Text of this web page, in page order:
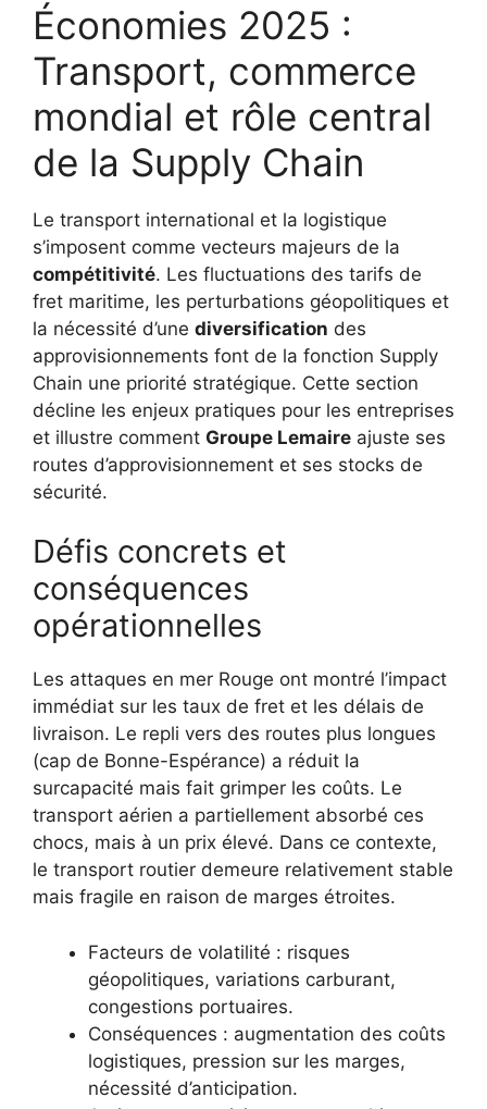
Économies 2025 :
Transport, commerce
mondial et rôle central
de la Supply Chain
Le transport international et la logistique
s’imposent comme vecteurs majeurs de la
compétitivité. Les fluctuations des tarifs de
fret maritime, les perturbations géopolitiques et
la nécessité d’une diversification des
approvisionnements font de la fonction Supply
Chain une priorité stratégique. Cette section
décline les enjeux pratiques pour les entreprises
et illustre comment Groupe Lemaire ajuste ses
routes d’approvisionnement et ses stocks de
sécurité.
Défis concrets et
conséquences
opérationnelles
Les attaques en mer Rouge ont montré l’impact
immédiat sur les taux de fret et les délais de
livraison. Le repli vers des routes plus longues
(cap de Bonne-Espérance) a réduit la
surcapacité mais fait grimper les coûts. Le
transport aérien a partiellement absorbé ces
chocs, mais à un prix élevé. Dans ce contexte,
le transport routier demeure relativement stable
mais fragile en raison de marges étroites.
Facteurs de volatilité : risques
géopolitiques, variations carburant,
congestions portuaires.
Conséquences : augmentation des coûts
logistiques, pression sur les marges,
nécessité d’anticipation.